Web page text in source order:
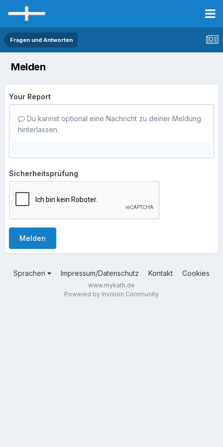
Fragen und Antworten
Melden
Your Report
Du kannst optional eine Nachricht zu deiner Meldung
hinterlassen.
Sicherheitsprüfung
Melden
Sprachen Impressum/Datenschutz Kontakt Cookies
www.mykath.de
Powered by Invision Community